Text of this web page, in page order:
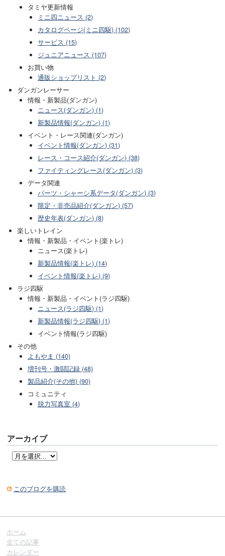
タミヤ更新情報
ミニ四ニュース (2)
カタログページ(ミニ四駆) (102)
サービス (15)
ジュニアニュース (107)
お買い物
通販ショップリスト (2)
ダンガンレーサー
情報・新製品(ダンガン)
ニュース(ダンガン) (1)
新製品情報(ダンガン) (1)
イベント・レース関連(ダンガン)
イベント情報(ダンガン) (31)
レース・コース紹介(ダンガン) (38)
ファイティングレース(ダンガン) (3)
データ関連
パーツ・シャーシ系データ(ダンガン) (3)
限定・非売品紹介(ダンガン) (57)
歴史年表(ダンガン) (8)
楽しいトレイン
情報・新製品・イベント(楽トレ)
ニュース(楽トレ)
新製品情報(楽トレ) (14)
イベント情報(楽トレ) (9)
ラジ四駆
情報・新製品・イベント(ラジ四駆)
ニュース(ラジ四駆) (1)
新製品情報(ラジ四駆) (1)
イベント情報(ラジ四駆)
その他
よもやま (140)
増刊号・激闘記録 (48)
製品紹介(その他) (90)
コミュニティ
脱力写真室 (4)
アーカイブ
このブログを購読
ホーム
全ての記事
カレンダー